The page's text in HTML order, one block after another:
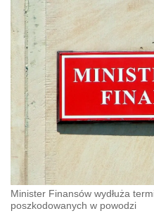
Minister Finansów wydłuża
poszkodowanych w powodzi